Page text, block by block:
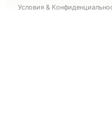
Условия &